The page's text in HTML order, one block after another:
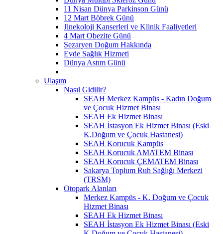
11 Nisan Dünya Parkinson Günü
12 Mart Böbrek Günü
Jinekoloji Kanserleri ve Klinik Faaliyetleri
4 Mart Obezite Günü
Sezaryen Doğum Hakkında
Evde Sağlık Hizmeti
Dünya Astım Günü
Ulaşım
Nasıl Gidilir?
SEAH Merkez Kampüs - Kadın Doğum
ve Çocuk Hizmet Binası
SEAH Ek Hizmet Binası
SEAH İstasyon Ek Hizmet Binası (Eski
K.Doğum ve Çocuk Hastanesi)
SEAH Korucuk Kampüs
SEAH Korucuk AMATEM Binası
SEAH Korucuk ÇEMATEM Binası
Sakarya Toplum Ruh Sağlığı Merkezi
(TRSM)
Otopark Alanları
Merkez Kampüs - K. Doğum ve Çocuk
Hizmet Binası
SEAH Ek Hizmet Binası
SEAH İstasyon Ek Hizmet Binası (Eski